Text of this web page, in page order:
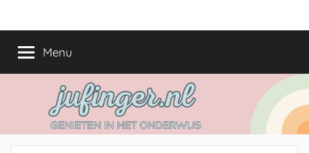
naarjufinger.nl
het
onderwijs
Menu